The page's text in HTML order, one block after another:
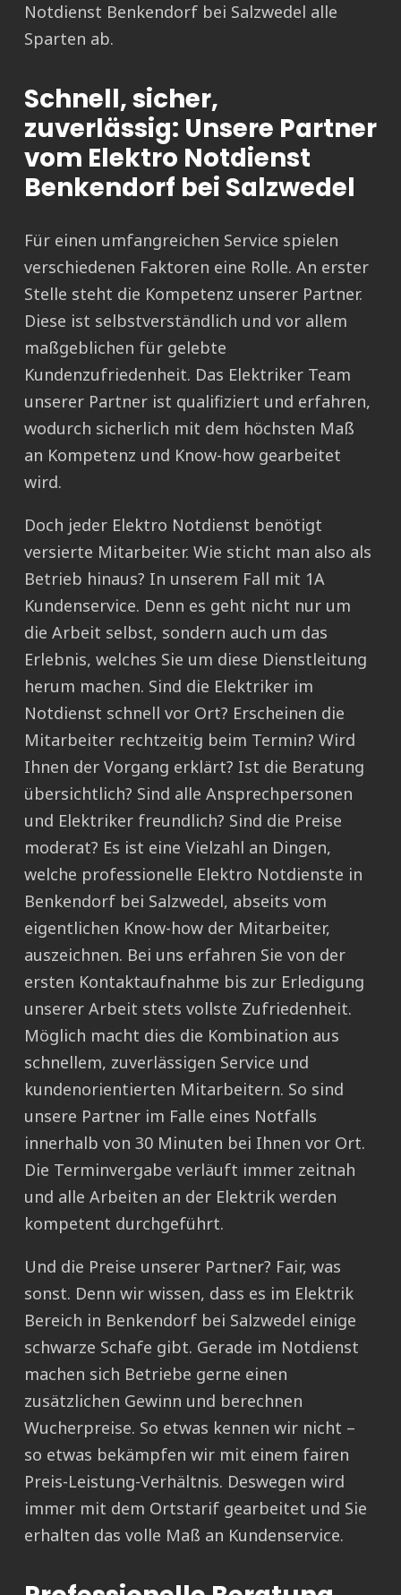
Notdienst Benkendorf bei Salzwedel alle
Sparten ab.
Schnell, sicher,
zuverlässig: Unsere Partner
vom Elektro Notdienst
Benkendorf bei Salzwedel
Für einen umfangreichen Service spielen
verschiedenen Faktoren eine Rolle. An erster
Stelle steht die Kompetenz unserer Partner.
Diese ist selbstverständlich und vor allem
maßgeblichen für gelebte
Kundenzufriedenheit. Das Elektriker Team
unserer Partner ist qualifiziert und erfahren,
wodurch sicherlich mit dem höchsten Maß
an Kompetenz und Know-how gearbeitet
wird.
Doch jeder Elektro Notdienst benötigt
versierte Mitarbeiter. Wie sticht man also als
Betrieb hinaus? In unserem Fall mit 1A
Kundenservice. Denn es geht nicht nur um
die Arbeit selbst, sondern auch um das
Erlebnis, welches Sie um diese Dienstleitung
herum machen. Sind die Elektriker im
Notdienst schnell vor Ort? Erscheinen die
Mitarbeiter rechtzeitig beim Termin? Wird
Ihnen der Vorgang erklärt? Ist die Beratung
übersichtlich? Sind alle Ansprechpersonen
und Elektriker freundlich? Sind die Preise
moderat? Es ist eine Vielzahl an Dingen,
welche professionelle Elektro Notdienste in
Benkendorf bei Salzwedel, abseits vom
eigentlichen Know-how der Mitarbeiter,
auszeichnen. Bei uns erfahren Sie von der
ersten Kontaktaufnahme bis zur Erledigung
unserer Arbeit stets vollste Zufriedenheit.
Möglich macht dies die Kombination aus
schnellem, zuverlässigen Service und
kundenorientierten Mitarbeitern. So sind
unsere Partner im Falle eines Notfalls
innerhalb von 30 Minuten bei Ihnen vor Ort.
Die Terminvergabe verläuft immer zeitnah
und alle Arbeiten an der Elektrik werden
kompetent durchgeführt.
Und die Preise unserer Partner? Fair, was
sonst. Denn wir wissen, dass es im Elektrik
Bereich in Benkendorf bei Salzwedel einige
schwarze Schafe gibt. Gerade im Notdienst
machen sich Betriebe gerne einen
zusätzlichen Gewinn und berechnen
Wucherpreise. So etwas kennen wir nicht –
so etwas bekämpfen wir mit einem fairen
Preis-Leistung-Verhältnis. Deswegen wird
immer mit dem Ortstarif gearbeitet und Sie
erhalten das volle Maß an Kundenservice.